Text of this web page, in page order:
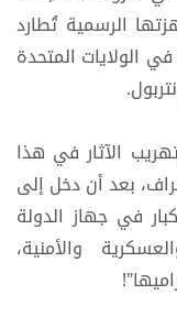
الرسمية تُطارد
الولايات المتحدة
الآثار في هذا
بعد أن دخل إلى
في جهاز الدولة
والأمنية،